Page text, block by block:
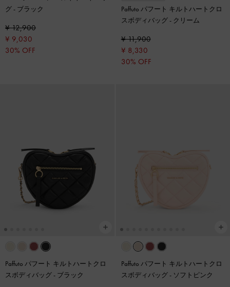
グ- ブラック
¥ 12,900
¥ 9,030
30% OFF
Paffuto パフート キルトハートクロ
スボディバッグ- クリーム
¥ 11,900
¥ 8,330
30% OFF
Paffuto パフート キルトハートクロ
スボディバッグ- ブラック
Paffuto パフート キルトハートクロ
スボディバッグ- ソフトピンク